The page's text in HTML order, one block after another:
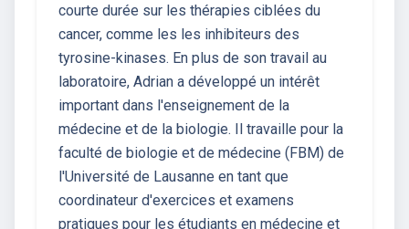
courte durée sur les thérapies ciblées du
cancer, comme les les inhibiteurs des
tyrosine-kinases. En plus de son travail au
laboratoire, Adrian a développé un intérêt
important dans l'enseignement de la
médecine et de la biologie. Il travaille pour la
faculté de biologie et de médecine (FBM) de
l'Université de Lausanne en tant que
coordinateur d'exercices et examens
pratiques pour les étudiants en médecine et